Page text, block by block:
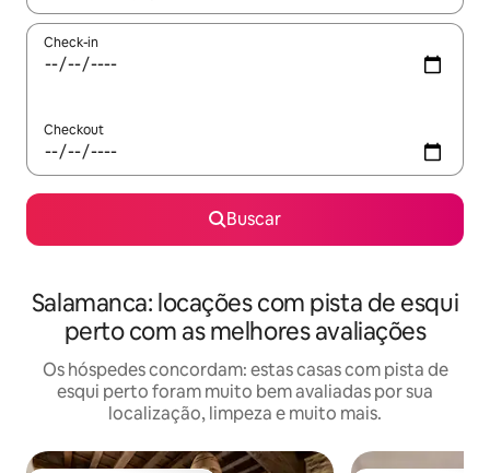
Check-in
Checkout
Buscar
Salamanca: locações com pista de esqui
perto com as melhores avaliações
Os hóspedes concordam: estas casas com pista de
esqui perto foram muito bem avaliadas por sua
localização, limpeza e muito mais.